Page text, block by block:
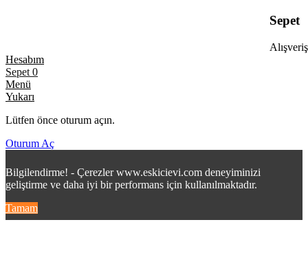
Sepet
Hesabım
Sepet 0
Menü
Yukarı
Lütfen önce oturum açın.
Oturum Aç
Bilgilendirme! - Çerezler www.eskicievi.com deneyiminizi
geliştirme ve daha iyi bir performans için kullanılmaktadır.
Tamam